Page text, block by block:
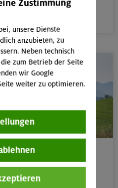
mit öffentlichen
erkennst du an dem
Zustimmung
unsere Dienste
anzubieten, zu
Neben technisch
zum Betrieb der Seite
wir Google
weiter zu optimieren.